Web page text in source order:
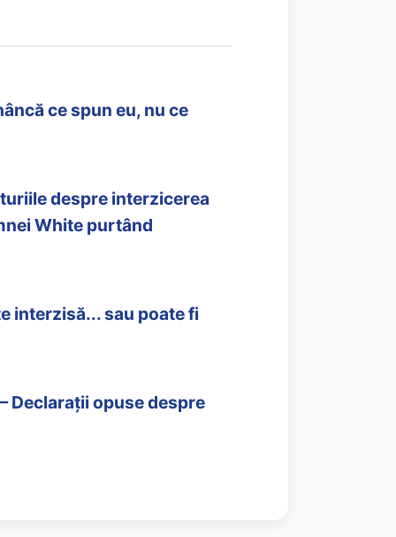
ce spun eu, nu ce
despre interzicerea
White purtând
interzisă... sau poate fi
opuse despre